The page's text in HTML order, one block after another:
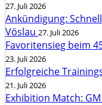
27. Juli 2026
Ankündigung:
Vöslau 27. Juli 2026
Favoritensieg beim
23. Juli 2026
Erfolgreiche
21. Juli 2026
Exhibition Match: